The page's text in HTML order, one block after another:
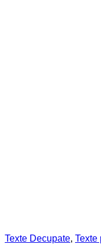
Texte Decupate, Texte